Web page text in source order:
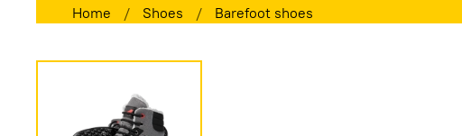
Home Shoes Barefoot shoes